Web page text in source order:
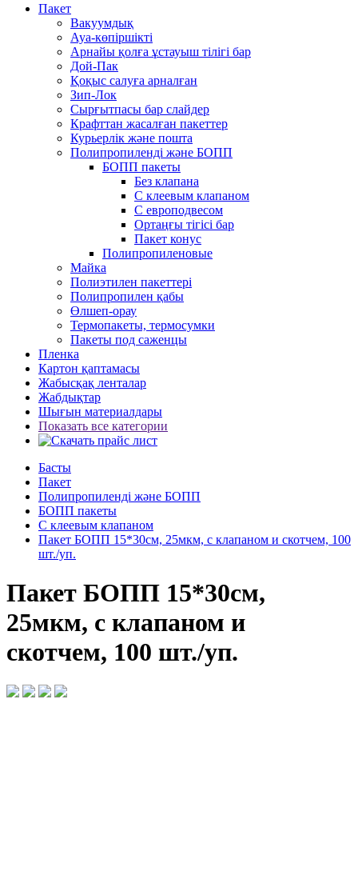
Пакет
Вакуумдық
Ауа-көпіршікті
Арнайы қолға ұстауыш тілігі бар
Дой-Пак
Қоқыс салуға арналған
Зип-Лок
Сырғытпасы бар слайдер
Крафттан жасалған пакеттер
Курьерлік және пошта
Полипропиленді және БОПП
БОПП пакеты
Без клапана
С клеевым клапаном
С европодвесом
Ортаңғы тігісі бар
Пакет конус
Полипропиленовые
Майка
Полиэтилен пакеттері
Полипропилен қабы
Өлшеп-орау
Термопакеты, термосумки
Пакеты под саженцы
Пленка
Картон қаптамасы
Жабысқақ ленталар
Жабдықтар
Шығын материалдары
Показать все категории
Басты
Пакет
Полипропиленді және БОПП
БОПП пакеты
С клеевым клапаном
Пакет БОПП 15*30см, 25мкм, с клапаном и скотчем, 100
шт./уп.
Пакет БОПП 15*30см,
25мкм, с клапаном и
скотчем, 100 шт./уп.